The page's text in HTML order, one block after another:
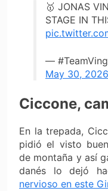
🥇 JONAS
STAGE IN
—
May 30, 2026
Ciccone,
En la trepada,
pidió el visto
de montaña y así
danés lo dejó
nervioso en este